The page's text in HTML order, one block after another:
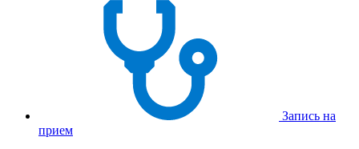
Запись на
прием